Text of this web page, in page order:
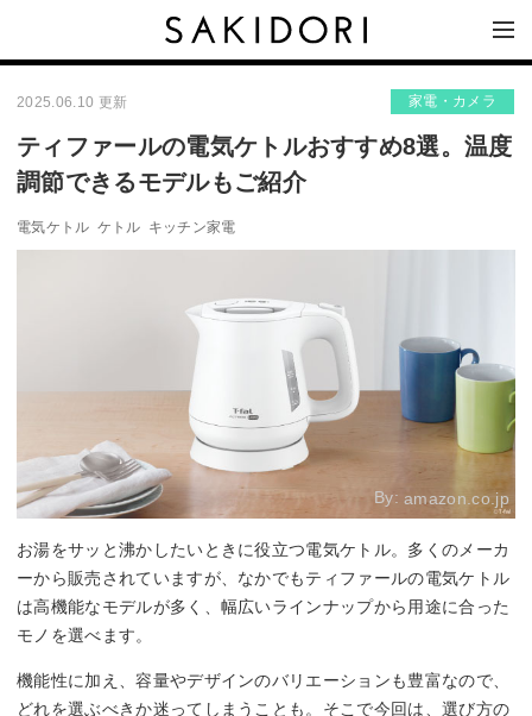
2025.06.10 更新 家電・カメラ
ティファールの電気ケトルおすすめ8選。温度
調節できるモデルもご紹介
電気ケトル ケトル キッチン家電
By:amazon.co.jp
お湯をサッと沸かしたいときに役立つ電気ケトル。多くのメーカ
ーから販売されていますが、なかでもティファールの電気ケトル
は高機能なモデルが多く、幅広いラインナップから用途に合った
モノを選べます。
機能性に加え、容量やデザインのバリエーションも豊富なので、
どれを選ぶべきか迷ってしまうことも。そこで今回は、選び方の